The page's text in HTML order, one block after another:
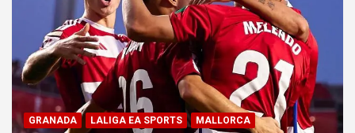
GRANADA LALIGA EA SPORTS MALLORCA